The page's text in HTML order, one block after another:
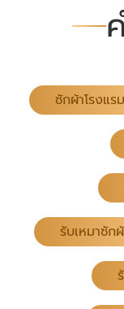
ซักผ้าโรงแ
รับเหมาซัก